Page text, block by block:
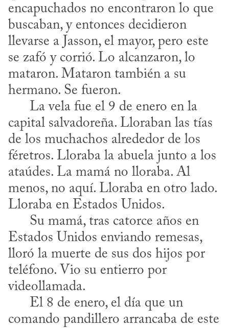
encapuchados no encontraron lo que
buscaban, y entonces decidieron
llevarse a Jasson, el mayor, pero este
se zafó y corrió. Lo alcanzaron, lo
mataron. Mataron también a su
hermano. Se fueron.
capital salvadoreña. Lloraban las tías
de los muchachos alrededor de los
féretros. Lloraba la abuela junto a los
ataúdes. La mamá no lloraba. Al
menos, no aquí. Lloraba en otro lado.
Lloraba en Estados Unidos.
Estados Unidos enviando remesas,
lloró la muerte de sus dos hijos por
teléfono. Vio su entierro por
videollamada.
comando pandillero arrancaba de este